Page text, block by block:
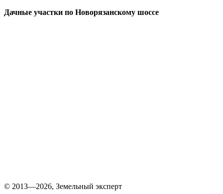
Дачные участки по Новорязанскому шоссе
© 2013—2026, Земельный эксперт